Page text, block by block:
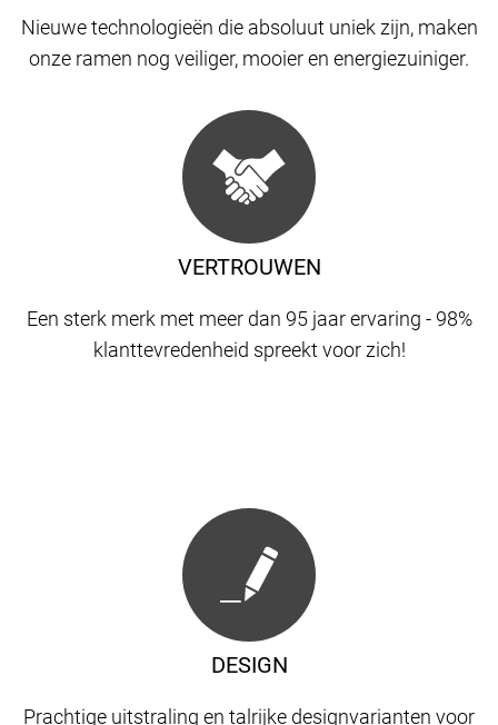
VERTROUWEN
Een sterk merk met meer dan 95 jaar ervaring - 98%
klanttevredenheid spreekt voor zich!
Nieuwe technologieën die absoluut uniek zijn, maken
onze ramen nog veiliger, mooier en energiezuiniger.
DESIGN
Prachtige uitstraling en talrijke designvarianten voor